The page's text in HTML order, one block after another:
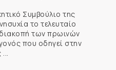
Συμβούλιο της
το τελευταίο
των πρωινών
που οδηγεί στην